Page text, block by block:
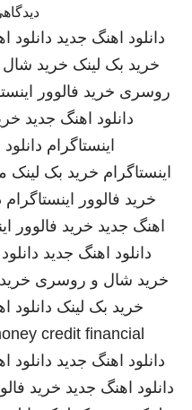
دانلود اهنگ جدید دانلود
خرید بک لینک خرید
روسری خرید فالوور
دانلود اهنگ جدید
اینستاگرام
اینستاگرام خرید بک لینک
خرید فالوور اینستاگرام
اهنگ جدید خرید فالوور
دانلود اهنگ جدید
خرید شال و روسری
خرید بک لینک دانلود
credit financial
دانلود اهنگ جدید دانلود
دانلود اهنگ جدید خرید